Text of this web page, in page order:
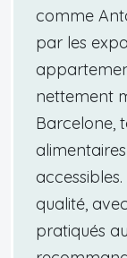
comme
par les
nettement
Barcelone,
qualité,
pratiqués